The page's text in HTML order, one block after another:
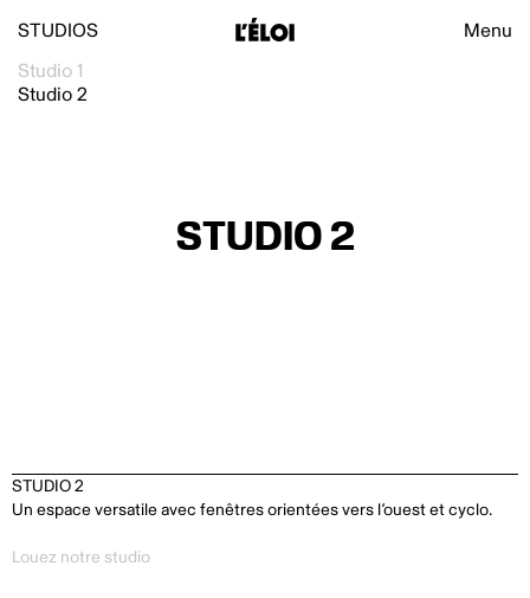
Menu
STUDIO 2
STUDIOS
Studio 1
Studio 2
STUDIO 2
Un espace versatile avec fenêtres orientées vers l’ouest et cyclo.
Louez notre studio